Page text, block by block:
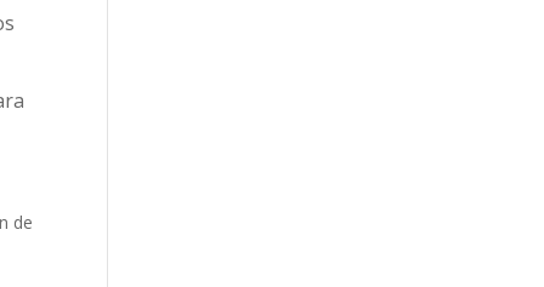
de